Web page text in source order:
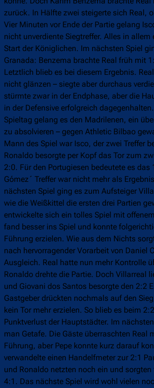
zurück. In Hälfte zwei steigerte sich Real,
Vier Minuten vor Ende der Partie gelang
nicht unverdiente Siegtreffer. Alles in allem
Start der Königlichen. Im nächsten Spiel
Granada: Benzema brachte Real früh mit
Letztlich blieb es bei diesem Ergebnis.
nicht glänzen – siegte aber durchaus
stürmte zwar in der Endphase, aber die
in der Defensive erfolgreich
Spieltag gelang es den Madrilenen, ein
zu absolvieren – gegen Athletic Bilbao
Mann des Spiel war Isco, der zwei Treffer
Ronaldo besorgte per Kopf das Tor zum
2:0. Für den Portugiesen bedeutete es das
Gómez´ Treffer war nicht mehr als
nächsten Spiel ging es zum Aufsteiger
wie die Weißkittel die ersten drei Partien
entwickelte sich ein tolles Spiel mit
fand besser ins Spiel und konnte
Führung erzielen. Wie aus dem Nichts
nach hervorragender Vorarbeit von Daniel
Ausgleich. Real hatte nun mehr Kontrolle
Ronaldo drehte die Partie. Doch Villarreal
und Giovani dos Santos besorgte den 2:2
Gastgeber drückten nochmals auf den
kein Tor mehr erzielen. So blieb es beim
Punktverlust der Hauptstädter. Im
man Getafe. Die Gäste überraschten Real
Führung, aber Pepe konnte kurz darauf
verwandelte einen Handelfmeter zur 2:1
und Ronaldo netzten noch ein und sorgten
4:1. Das nächste Spiel wird wohl vielen